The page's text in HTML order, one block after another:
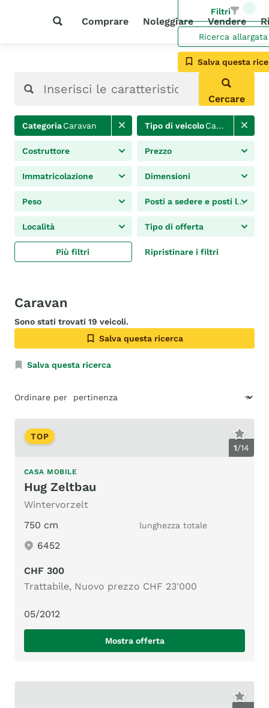
Comprare Noleggiare Vendere
Filtri
Ricerca allargata
Salva questa
Cercare
CategoriaCaravan Tipo di veicoloCasa mobile
Costruttore Prezzo
Immatricolazione Dimensioni
Peso Posti a sedere e posti letto
Località Tipo di offerta
Più filtri Ripristinare i filtri
Caravan
Sono stati trovati 19 veicoli.
Salva questa ricerca
Salva questa ricerca
Ordinare per
1/14
TOP
CASA MOBILE
Hug Zeltbau
Wintervorzelt
750 cm
lunghezza totale
6452
CHF 300
Trattabile, Nuovo prezzo CHF 23'000
05/2012
Mostra offerta